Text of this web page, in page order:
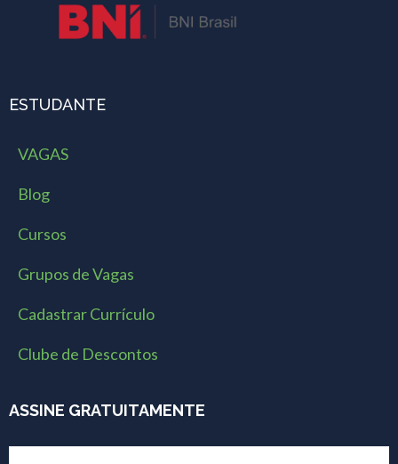
ESTUDANTE
VAGAS
Blog
Cursos
Grupos de Vagas
Cadastrar Currículo
Clube de Descontos
ASSINE GRATUITAMENTE